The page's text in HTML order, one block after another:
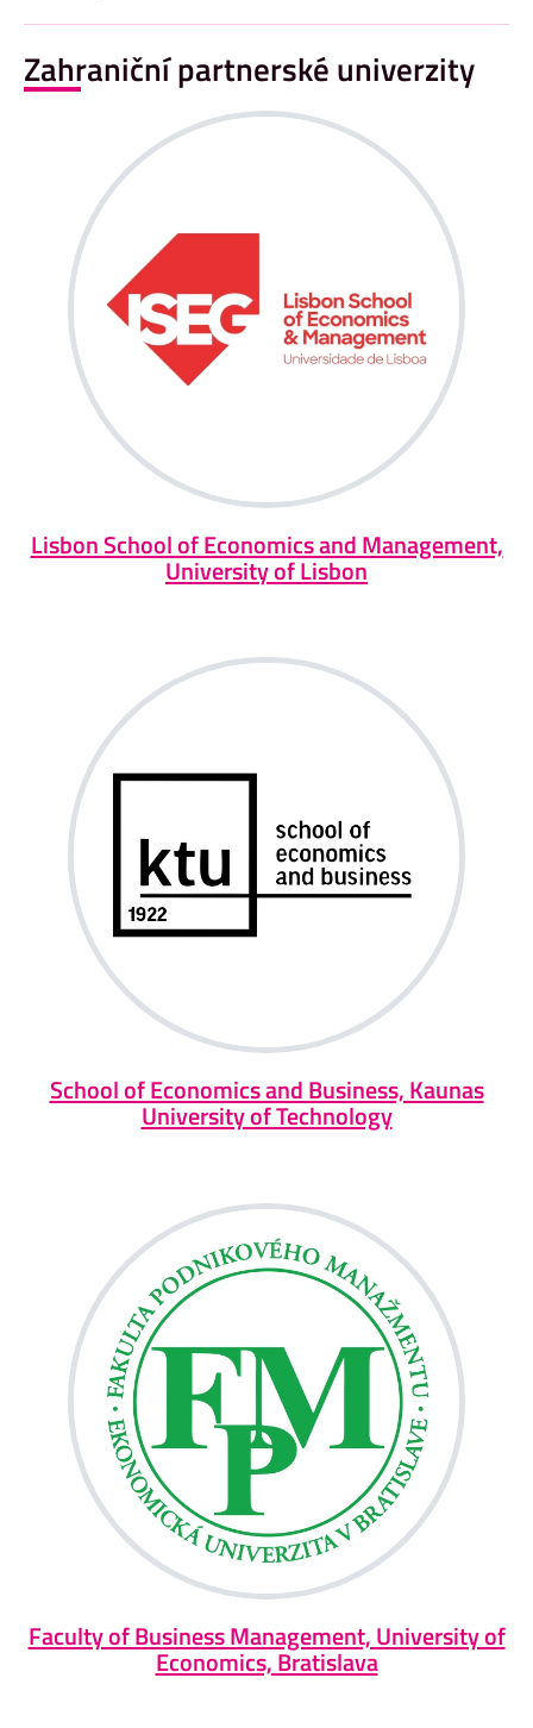
Zahraniční partnerské univerzity
Lisbon School of Economics and Management,
University of Lisbon
School of Economics and Business, Kaunas
University of Technology
Faculty of Business Management, University of
Economics, Bratislava